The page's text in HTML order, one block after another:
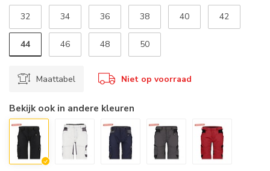
32 34 36 38 40 42
44 46 48 50
Maattabel Niet op voorraad
Bekijk ook in andere kleuren